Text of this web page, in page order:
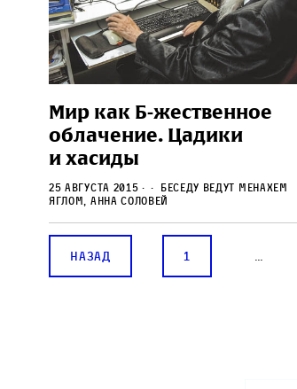
Мир как Б‑жественное
облачение. Цадики
и хасиды
25 августа 2015
Беседу ведут Менахем
Яглом, Анна Соловей
Назад 1